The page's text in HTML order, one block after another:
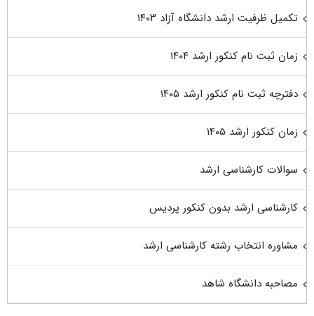
تکمیل ظرفیت ارشد دانشگاه آزاد ۱۴۰۳
زمان ثبت نام کنکور ارشد ۱۴۰۴
دفترچه ثبت نام کنکور ارشد ۱۴۰۵
زمان کنکور ارشد ۱۴۰۵
سوالات کارشناسی ارشد
کارشناسی ارشد بدون کنکور پردیس
مشاوره انتخاب رشته کارشناسی ارشد
مصاحبه دانشگاه شاهد